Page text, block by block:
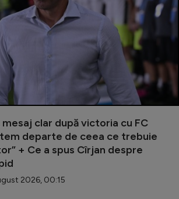
clar după victoria cu FC
departe de ceea ce trebuie
+ Ce a spus Cîrjan despre
2026, 00:15